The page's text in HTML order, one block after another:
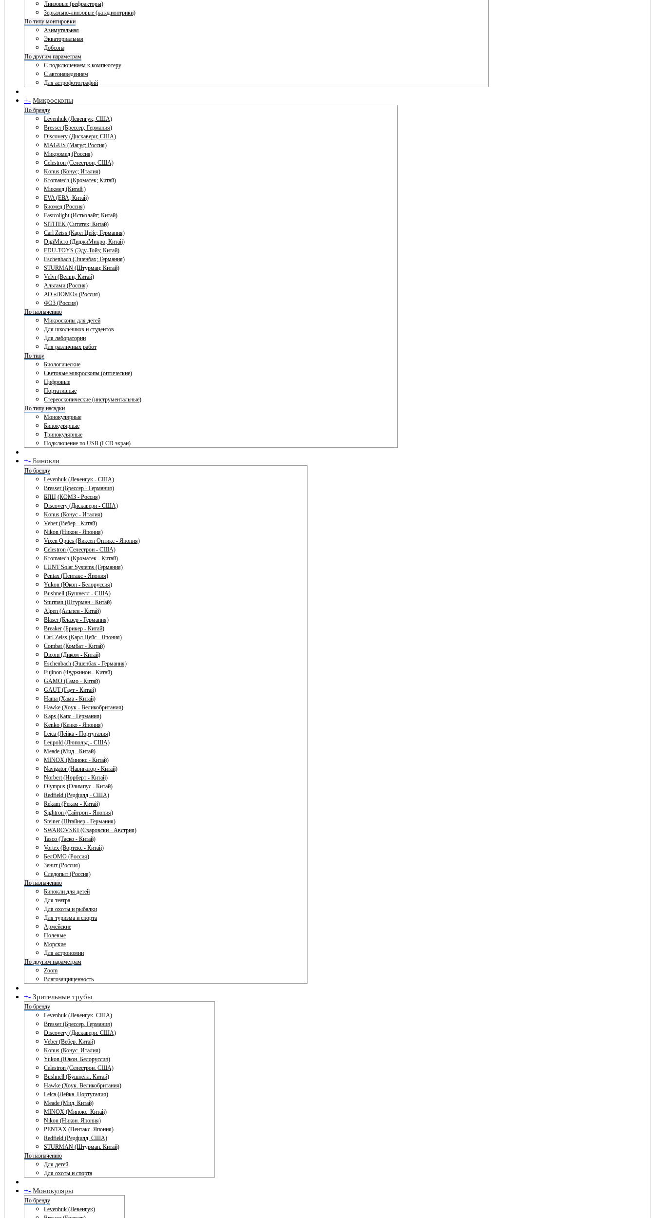
Линзовые (рефракторы)
Зеркально-линзовые (катадиоптрики)
По типу монтировки
Азимутальная
Экваториальная
Добсона
По другим параметрам
С подключением к компьютеру
С автонаведением
Для астрофотографий
+- Микроскопы
По бренду
Levenhuk (Левенгук; США)
Bresser (Брессер; Германия)
Discovery (Дискавери; США)
MAGUS (Магус; Россия)
Микромед (Россия)
Celestron (Селестрон; США)
Konus (Конус; Италия)
Kromatech (Кроматек; Китай)
Микмед (Китай.)
EVA (ЕВА; Китай)
Биомед (Россия)
Eastcolight (Истколайт; Китай)
SITITEK (Сититек; Китай)
Carl Zeiss (Карл Цейс; Германия)
DigiMicro (ДиджиМикро; Китай)
EDU-TOYS (Эду-Тойз; Китай)
Eschenbach (Эшенбах; Германия)
STURMAN (Штурман; Китай)
Velvi (Велви; Китай)
Альтами (Россия)
АО «ЛОМО» (Россия)
ФОЗ (Россия)
По назначению
Микроскопы для детей
Для школьников и студентов
Для лаборатории
Для различных работ
По типу
Биологические
Световые микроскопы (оптические)
Цифровые
Портативные
Стереоскопические (инструментальные)
По типу насадки
Монокулярные
Бинокулярные
Тринокулярные
Подключение по USB (LCD экран)
+- Бинокли
По бренду
Levenhuk (Левенгук - США)
Bresser (Брессер - Германия)
БПЦ (КОМЗ - Россия)
Discovery (Дискавери - США)
Konus (Конус - Италия)
Veber (Вебер - Китай)
Nikon (Никон - Япония)
Vixen Optics (Виксен Оптикс - Япония)
Celestron (Селестрон - США)
Kromatech (Кроматек - Китай)
LUNT Solar Systems (Германия)
Pentax (Пентакс - Япония)
Yukon (Юкон - Белоруссия)
Bushnell (Бушнелл - США)
Sturman (Штурман - Китай)
Alpen (Альпен - Китай)
Blaser (Блазер - Германия)
Breaker (Брикер - Китай)
Carl Zeiss (Карл Цейс - Япония)
Combat (Комбат - Китай)
Dicom (Диком - Китай)
Eschenbach (Эшенбах - Германия)
Fujinon (Фуджинон - Китай)
GAMO (Гамо - Китай)
GAUT (Гаут - Китай)
Hama (Хама - Китай)
Hawke (Хоук - Великобритания)
Kaps (Капс - Германия)
Kenko (Кенко - Япония)
Leica (Лейка - Португалия)
Leupold (Люпольд - США)
Meade (Мид - Китай)
MINOX (Минокс - Китай)
Navigator (Навигатор - Китай)
Norbert (Норберт - Китай)
Olympus (Олимпус - Китай)
Redfield (Редфилд - США)
Rekam (Рекам - Китай)
Sightron (Сайтрон - Япония)
Steiner (Штайнер - Германия)
SWAROVSKI (Сваровски - Австрия)
Tasco (Таско - Китай)
Vortex (Вортекс - Китай)
БелОМО (Россия)
Зенит (Россия)
Следопыт (Россия)
По назначению
Бинокли для детей
Для театра
Для охоты и рыбалки
Для туризма и спорта
Армейские
Полевые
Морские
Для астрономии
По другим параметрам
Zoom
Влагозащищенность
+- Зрительные трубы
По бренду
Levenhuk (Левенгук. США)
Bresser (Брессер. Германия)
Discovery (Дискавери. США)
Veber (Вебер. Китай)
Konus (Конус. Италия)
Yukon (Юкон. Белоруссия)
Celestron (Селестрон. США)
Bushnell (Бушнелл. Китай)
Hawke (Хоук. Великобритания)
Leica (Лейка. Португалия)
Meade (Мид. Китай)
MINOX (Минокс. Китай)
Nikon (Никон. Япония)
PENTAX (Пентакс. Япония)
Redfield (Редфилд. США)
STURMAN (Штурман. Китай)
По назначению
Для детей
Для охоты и спорта
+- Монокуляры
По бренду
Levenhuk (Левенгук)